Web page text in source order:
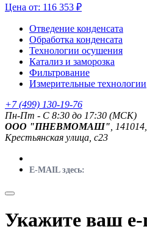
Цена от: 116 353 ₽
Отведение конденсата
Обработка конденсата
Технологии осушения
Катализ и заморозка
Фильтрование
Измерительные технологии
+7 (499) 130-19-76
Пн-Пт - C 8:30 до 17:30 (МСК)
ООО "ПНЕВМОМАШ" ,
Крестьянская улица, с23
E-MAIL здесь:
Укажите ваш e-